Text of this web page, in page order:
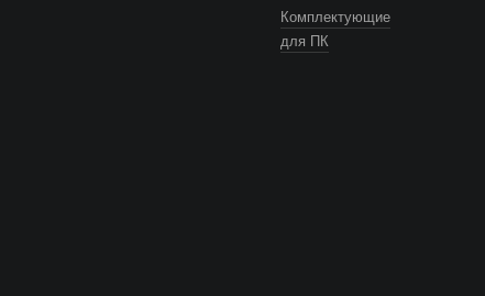
Комплектующие
для ПК